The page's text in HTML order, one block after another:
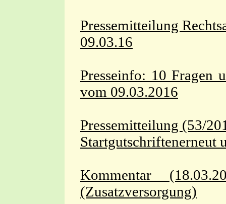
Pressemitteilung
09.03.16
Presseinfo: 10 Fragen
vom 09.03.2016
Pressemitteilung (53/
Startgutschriftenerneut
Kommentar
(Zusatzversorgung)